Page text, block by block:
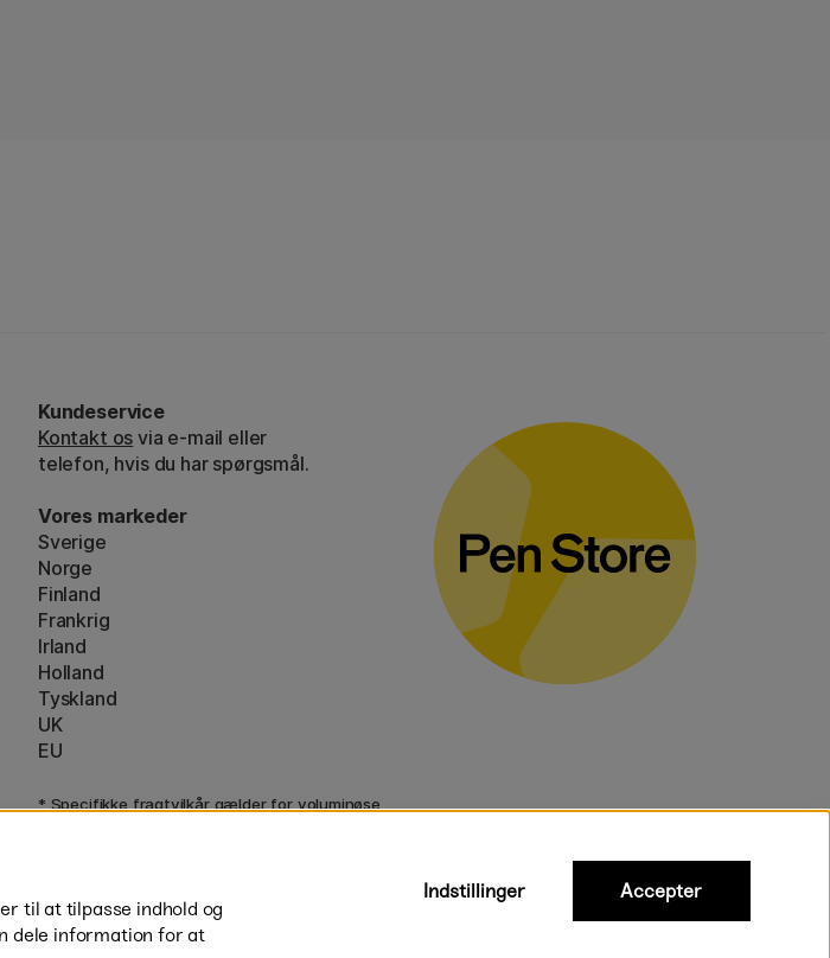
Kundeservice
Kontakt os via e-mail eller
telefon, hvis du har spørgsmål.
Vores markeder
Sverige
Norge
Finland
Frankrig
Irland
Holland
Tyskland
UK
EU
* Specifikke fragtvilkårgælder for voluminøse
til at tilpasse indhold og
dele information for at
Indstillinger Accepter